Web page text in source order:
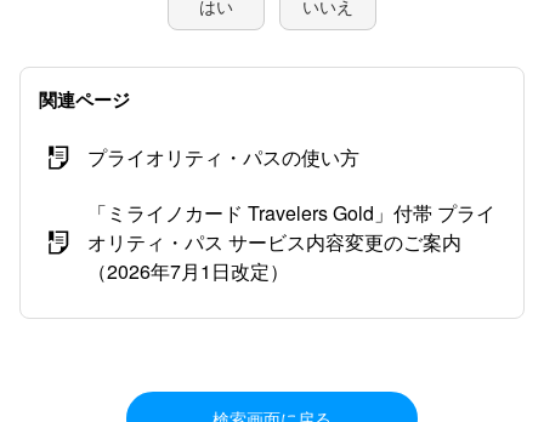
はい いいえ
関連ページ
プライオリティ・パスの使い方
「ミライノカード Travelers Gold」付帯 プライ
オリティ・パス サービス内容変更のご案内
（2026年7月1日改定）